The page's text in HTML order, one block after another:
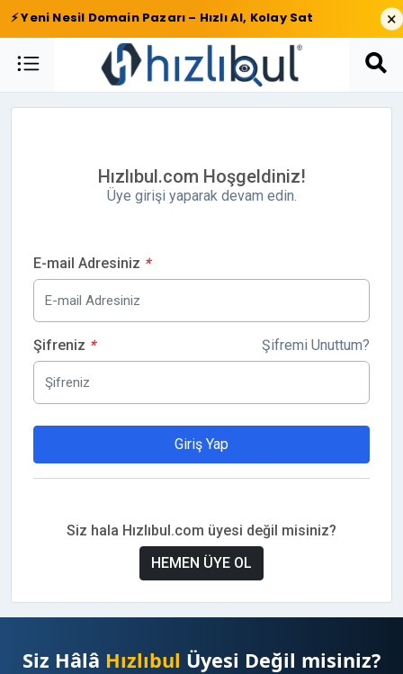
⚡ Yeni Nesil Domain Pazarı – Hızlı Al, Kolay Sat ×
Hızlıbul.com Hoşgeldiniz!
Üye girişi yaparak devam edin.
E-mail Adresiniz *
Şifremi Unuttum?
Şifreniz *
Giriş Yap
Siz hala Hızlıbul.com üyesi değil misiniz?
HEMEN ÜYE OL
Siz Hâlâ Hızlıbul Üyesi Değil misiniz?